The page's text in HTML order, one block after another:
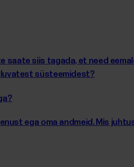
siis tagada, et need
süsteemidest?
ega oma andmeid. Mis